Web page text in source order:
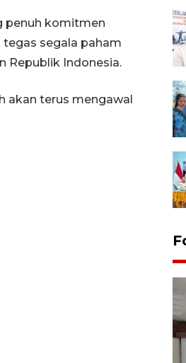
penuh komitmen
segala paham
Republik Indonesia.
akan terus mengawal